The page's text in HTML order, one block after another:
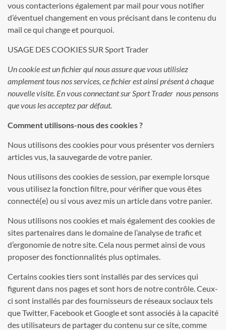
vous contacterions également par mail pour vous notifier
d’éventuel changement en vous précisant dans le contenu du
mail ce qui change et pourquoi.
USAGE DES COOKIES SUR Sport Trader
Un cookie est un fichier qui nous assure que vous utilisiez
amplement tous nos services, ce fichier est ainsi présent à chaque
nouvelle visite. En vous connectant sur Sport Trader nous pensons
que vous les acceptez par défaut.
Comment utilisons-nous des cookies ?
Nous utilisons des cookies pour vous présenter vos derniers
articles vus, la sauvegarde de votre panier.
Nous utilisons des cookies de session, par exemple lorsque
vous utilisez la fonction filtre, pour vérifier que vous êtes
connecté(e) ou si vous avez mis un article dans votre panier.
Nous utilisons nos cookies et mais également des cookies de
sites partenaires dans le domaine de l’analyse de trafic et
d’ergonomie de notre site. Cela nous permet ainsi de vous
proposer des fonctionnalités plus optimales.
Certains cookies tiers sont installés par des services qui
figurent dans nos pages et sont hors de notre contrôle. Ceux-
ci sont installés par des fournisseurs de réseaux sociaux tels
que Twitter, Facebook et Google et sont associés à la capacité
des utilisateurs de partager du contenu sur ce site, comme